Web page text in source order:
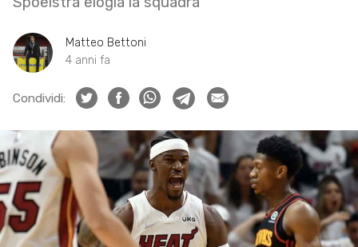
Matteo Bettoni
4 anni fa
Condividi: